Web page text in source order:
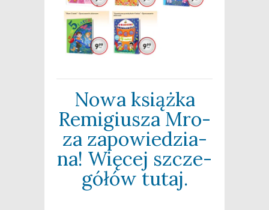
Nowa książ­ka
Remi­giu­sza Mro­
za zapo­wie­dzia­
na! Wię­cej szcze­
gó­łów tutaj.